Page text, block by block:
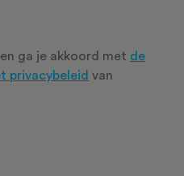
ga je akkoord met de
privacybeleid van